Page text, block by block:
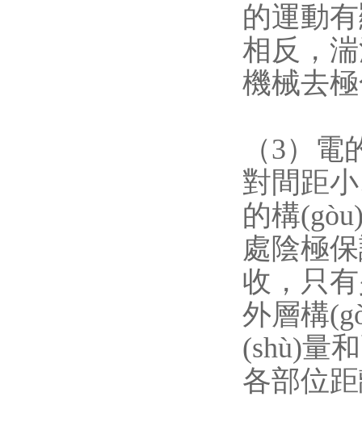
的運動有
相反
機械去極
（3）電
對間距小
的構(gòu)
處陰極
收，只
外層構
(shù)量
各部位距